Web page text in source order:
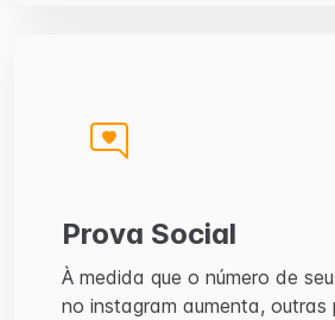
Prova Social
À medida que o número de
no instagram aumenta, outras